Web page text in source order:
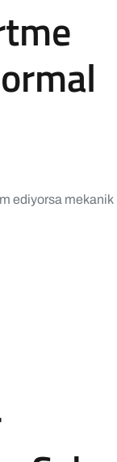
ediyorsa mekanik